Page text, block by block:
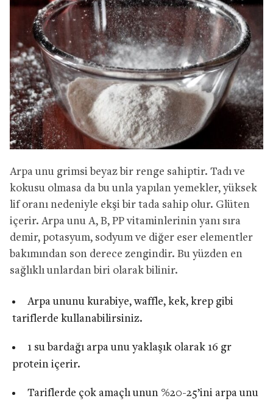
Arpa unu grimsi beyaz bir renge sahiptir. Tadı ve
kokusu olmasa da bu unla yapılan yemekler, yüksek
lif oranı nedeniyle ekşi bir tada sahip olur. Glüten
içerir. Arpa unu A, B, PP vitaminlerinin yanı sıra
demir, potasyum, sodyum ve diğer eser elementler
bakımından son derece zengindir. Bu yüzden en
sağlıklı unlardan biri olarak bilinir.
Arpa ununu kurabiye, waffle, kek, krep gibi
tariflerde kullanabilirsiniz.
1 su bardağı arpa unu yaklaşık olarak 16 gr
protein içerir.
Tariflerde çok amaçlı unun %20-25’ini arpa unu